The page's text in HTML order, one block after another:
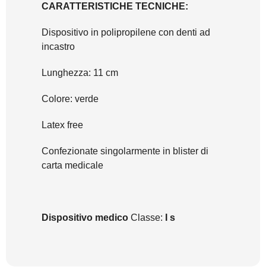
CARATTERISTICHE TECNICHE:
Dispositivo in polipropilene con denti ad
incastro
Lunghezza: 11 cm
Colore: verde
Latex free
Confezionate singolarmente in blister di
carta medicale
Dispositivo medico Classe: I s